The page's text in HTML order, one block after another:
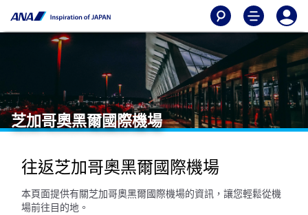
芝加哥奧黑爾國際機場
往返芝加哥奧黑爾國際機場
本頁面提供有關芝加哥奧黑爾國際機場的資訊，讓您輕鬆從機
場前往目的地。